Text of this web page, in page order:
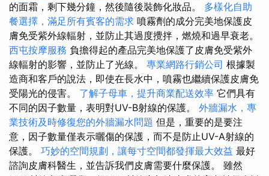
的面霜，剩下幾分鐘，然後隨後裝飾化妝品。 多樣化自助
餐選擇，滿足所有賓客的需求 噴霧劑的成分完美地保護皮
膚免受紫外線輻射，並防止其過度攪拌，燃燒和過早衰老。
西屯按摩服務 負擔得起的產品完美地保護了皮膚免受紫外
線輻射的影響，並防止了光線。 專業網路行銷公司 根據製
造商和客戶的說法，即使在長水中，噴霧也繼續保護皮膚免
受陽光的侵害。 了解子母車，提升商業配送效率 它們具有
不同的因子數量，表明對UV-B射線的保護。 外牆漏水，專
業技術及時修復您的外牆漏水問題 但是，重要的是要注
意，因子數量僅表示曬傷的保護，而不是防止UV-A射線的
保護。 巧妙的空間規劃，讓每寸空間都發揮最大效益 最好
諮詢皮膚科醫生，並告訴我們皮膚需要什麼保護。 雖然